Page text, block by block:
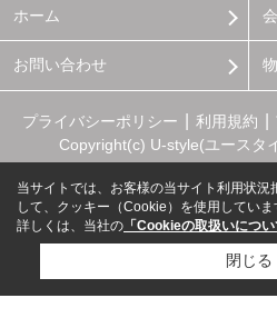
ホーム
お問い合わせ
プライバシーポリシー 利用規約
Copyright(c) U-style(ユースタ
当サイトでは、お客様の当サイト利用状況
して、クッキー（Cookie）を使用していま
詳しくは、当社の 「Cookieの取扱いについ
閉じる